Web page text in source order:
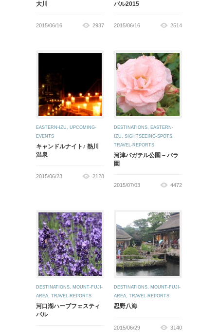
大川
2015/06/16 2937
バル2015
2015/06/16 2514
EASTERN-IZU, UPCOMING-
EVENTS
キャンドルナイト♪ 熱川
温泉
2015/06/23 2128
DESTINATIONS, EASTERN-
IZU, SIGHTSEEING-SPOTS,
TRAVEL-REPORTS
河津バガテル公園 – バラ
園
2015/07/03 4472
DESTINATIONS, MOUNT-FUJI-
AREA, TRAVEL-REPORTS
河口湖ハーブフェスティ
バル
DESTINATIONS, MOUNT-FUJI-
AREA, TRAVEL-REPORTS
忍野八海
2015/06/29 3140